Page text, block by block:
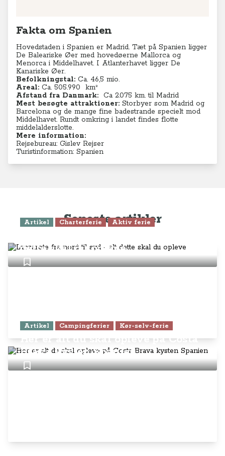
Fakta om Spanien
Hovedstaden i Spanien er Madrid. Tæt på Spanien ligger
De Baleariske Øer med hovedøerne Mallorca og
Menorca i Middelhavet. I Atlanterhavet ligger De
Kanariske Øer.
Befolkningstal: Ca. 46,5 mio.
Areal: Ca. 505.990
km²
Afstand fra Danmark: Ca 2.075 km. til Madrid
Mest besøgte attraktioner: Storbyer som Madrid og
Barcelona og de mange fine badestrande specielt mod
Middelhavet. Rundt omkring i landet findes flotte
middelalderslotte.
Mere information:
Rejsebureau: Gislev Rejser
Turistinformation: Spanien
Seneste artikler
Artikel Charterferie Aktiv ferie
dette skal du opleve
Artikel Campingferier Kør-selv-ferie
Her er alt du skal opleve på Costa
Brava kysten Spanien